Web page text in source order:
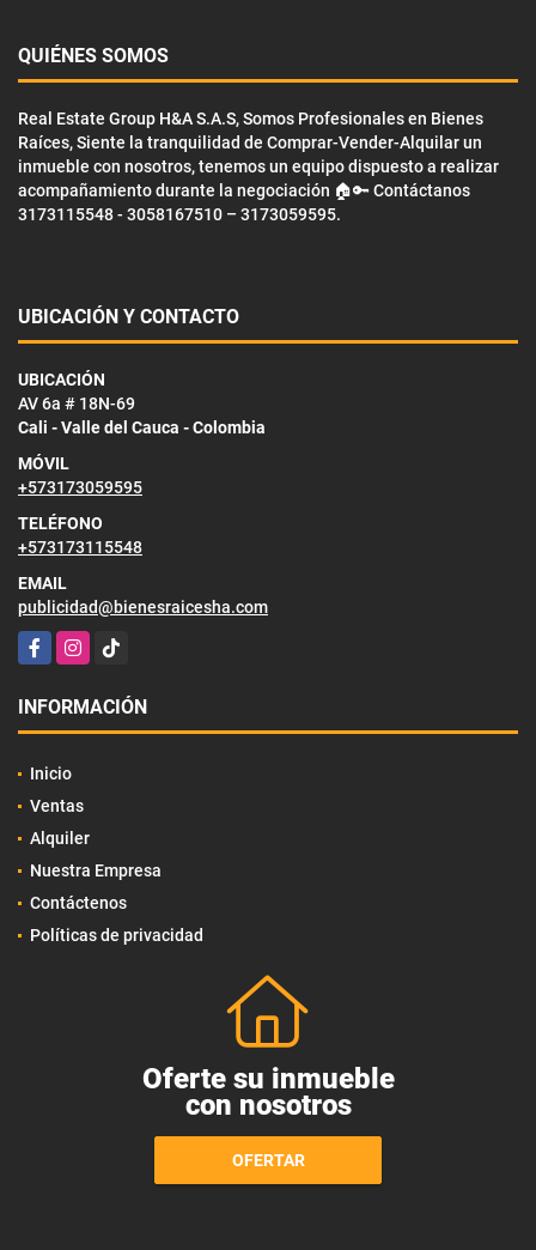
QUIÉNES SOMOS
Real Estate Group H&A S.A.S, Somos Profesionales en Bienes
Raíces, Siente la tranquilidad de Comprar-Vender-Alquilar un
inmueble con nosotros, tenemos un equipo dispuesto a realizar
acompañamiento durante la negociación 🏠🔑 Contáctanos
3173115548 - 3058167510 – 3173059595.
UBICACIÓN Y CONTACTO
UBICACIÓN
AV 6a # 18N-69
Cali - Valle del Cauca - Colombia
MÓVIL
+573173059595
TELÉFONO
+573173115548
EMAIL
publicidad@bienesraicesha.com
FacebookInstagram
TikTok
INFORMACIÓN
Inicio
Ventas
Alquiler
Nuestra Empresa
Contáctenos
Políticas de privacidad
Oferte su inmueble
con nosotros
OFERTAR